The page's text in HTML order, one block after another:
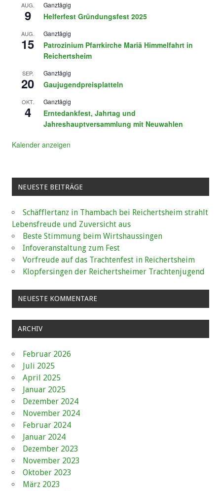
AUG.
9
Ganztägig
Helferfest Gründungsfest 2025
AUG.
15
Ganztägig
Patrozinium Pfarrkirche Mariä Himmelfahrt in
Reichertsheim
SEP.
20
Ganztägig
Gaujugendpreisplatteln
OKT.
4
Ganztägig
Erntedankfest, Jahrtag und
Jahreshauptversammlung mit Neuwahlen
Kalender anzeigen
NEUESTE BEITRÄGE
Schäfflertanz in Thambach bei Reichertsheim strahlt
Lebensfreude und Zuversicht aus
Beste Stimmung beim Wirtshaussingen
Infoveranstaltung zum Fest
Vorfreude auf das Trachtenfest in Reichertsheim
Klopfersingen der Reichertsheimer Trachtenjugend
NEUESTE KOMMENTARE
ARCHIV
Februar 2026
Juli 2025
April 2025
Januar 2025
Dezember 2024
November 2024
Februar 2024
Januar 2024
Dezember 2023
November 2023
Oktober 2023
März 2023